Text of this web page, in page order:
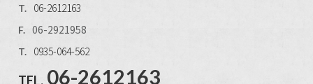
T. 06-2612163
F. 06-2921958
T. 0935-064-562
TEL. 06-2612163